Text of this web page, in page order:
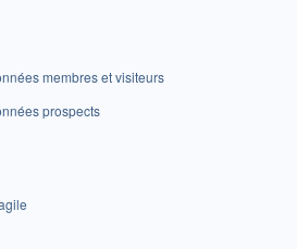
membres et visiteurs
prospects